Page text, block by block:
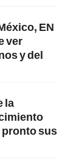
EN
ver
y del
la
sus